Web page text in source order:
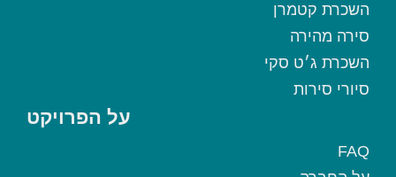
השכרת קטמרן
סירה מהירה
השכרת ג׳ט סקי
סיורי סירות
על הפרויקט
FAQ